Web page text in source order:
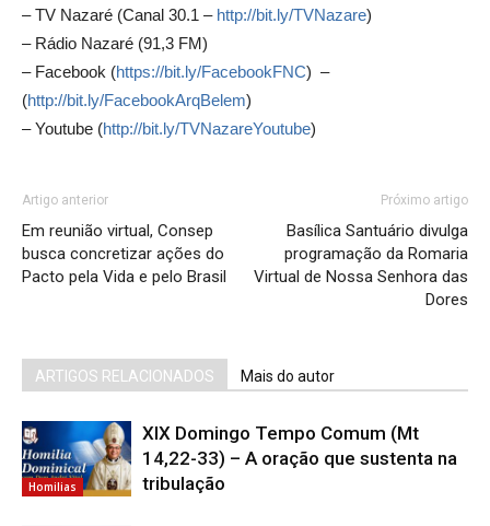
– TV Nazaré (Canal 30.1 – http://bit.ly/TVNazare)
– Rádio Nazaré (91,3 FM)
– Facebook (https://bit.ly/FacebookFNC) –
(http://bit.ly/FacebookArqBelem)
– Youtube (http://bit.ly/TVNazareYoutube)
Artigo anterior
Em reunião virtual, Consep
busca concretizar ações do
Pacto pela Vida e pelo Brasil
Próximo artigo
Basílica Santuário divulga
programação da Romaria
Virtual de Nossa Senhora das
Dores
ARTIGOS RELACIONADOS Mais do autor
Homilias
XIX Domingo Tempo Comum (Mt
14,22-33) – A oração que sustenta na
tribulação